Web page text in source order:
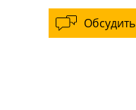
Обсудить